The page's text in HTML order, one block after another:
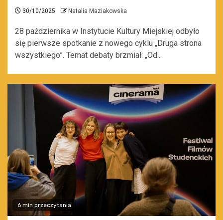
30/10/2025 Natalia Maziakowska
28 października w Instytucie Kultury Miejskiej odbyło
się pierwsze spotkanie z nowego cyklu „Druga strona
wszystkiego”. Temat debaty brzmiał: „Od...
6 min przeczytania